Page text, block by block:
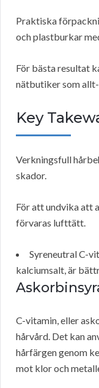
Praktiska
och plastburkar
För bästa resultat
nätbutiker som
Key
Verkningsfull
skador.
För att undvika att
förvaras lufttätt.
Syreneutral C-
kalciumsalt, är
C-vitamin, eller
hårvård. Det kan
hårfärgen genom
mot klor och